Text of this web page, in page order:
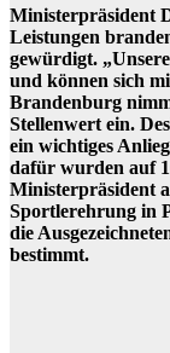
Ministerpräsident
Leistungen
gewürdigt.
und können sich
Brandenburg
Stellenwert ein.
ein wichtiges
dafür wurden auf
Ministerpräsident
Sportlerehrung in
die
bestimmt.